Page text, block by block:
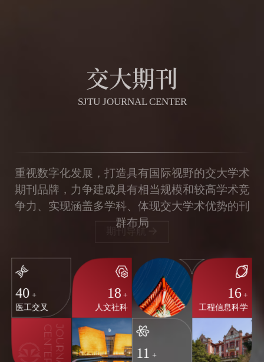
交大期刊
SJTU JOURNAL CENTER
群布局
期刊导航
40 +
医工交叉
18 +
人文社科
16 +
工程信息科学
11 +